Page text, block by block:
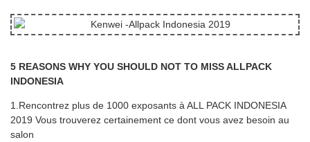
5 REASONS WHY YOU SHOULD NOT TO MISS ALLPACK
INDONESIA
1.Rencontrez plus de 1000 exposants à ALL PACK INDONESIA
2019 Vous trouverez certainement ce dont vous avez besoin au
salon